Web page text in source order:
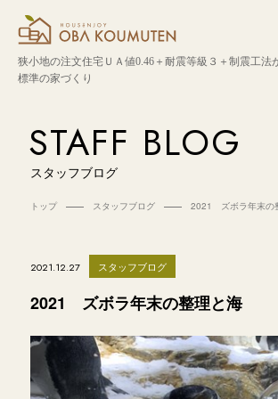
狭小地の注文住宅ＵＡ値0.46＋耐震等級３＋制震工法
標準の家づくり
STAFF BLOG
スタッフブログ
トップ スタッフブログ 2021 ズボラ年末の
2021.12.27 スタッフブログ
2021 ズボラ年末の整理と海